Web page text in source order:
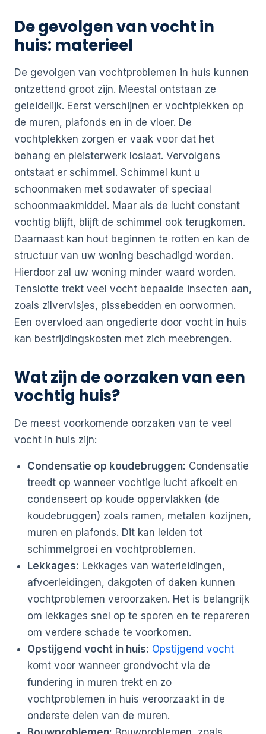
De gevolgen van vocht in
huis: materieel
De gevolgen van vochtproblemen in huis kunnen
ontzettend groot zijn. Meestal ontstaan ze
geleidelijk. Eerst verschijnen er vochtplekken op
de muren, plafonds en in de vloer. De
vochtplekken zorgen er vaak voor dat het
behang en pleisterwerk loslaat. Vervolgens
ontstaat er schimmel. Schimmel kunt u
schoonmaken met sodawater of speciaal
schoonmaakmiddel. Maar als de lucht constant
vochtig blijft, blijft de schimmel ook terugkomen.
Daarnaast kan hout beginnen te rotten en kan de
structuur van uw woning beschadigd worden.
Hierdoor zal uw woning minder waard worden.
Tenslotte trekt veel vocht bepaalde insecten aan,
zoals zilvervisjes, pissebedden en oorwormen.
Een overvloed aan ongedierte door vocht in huis
kan bestrijdingskosten met zich meebrengen.
Wat zijn de oorzaken van een
vochtig huis?
De meest voorkomende oorzaken van te veel
vocht in huis zijn:
Condensatie op koudebruggen: Condensatie
treedt op wanneer vochtige lucht afkoelt en
condenseert op koude oppervlakken (de
koudebruggen) zoals ramen, metalen kozijnen,
muren en plafonds. Dit kan leiden tot
schimmelgroei en vochtproblemen.
Lekkages: Lekkages van waterleidingen,
afvoerleidingen, dakgoten of daken kunnen
vochtproblemen veroorzaken. Het is belangrijk
om lekkages snel op te sporen en te repareren
om verdere schade te voorkomen.
Opstijgend vocht in huis: Opstijgend vocht
komt voor wanneer grondvocht via de
fundering in muren trekt en zo
vochtproblemen in huis veroorzaakt in de
onderste delen van de muren.